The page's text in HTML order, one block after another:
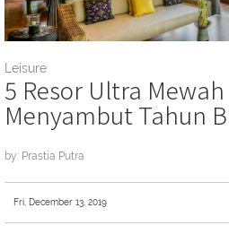
Leisure
5 Resor Ultra
Menyambut Tahun
by: Prastia Putra
Fri, December 13, 2019